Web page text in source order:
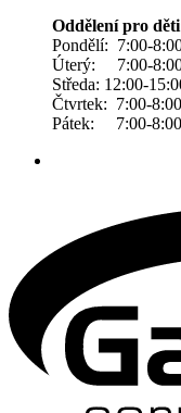
Oddělení pro
Pondělí: 7:00-
Úterý: 7:00-
Středa: 12:00-
Čtvrtek: 7:00-
Pátek: 7:00-8:00